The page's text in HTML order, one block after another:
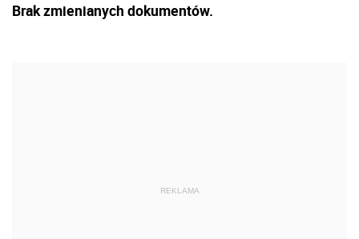
Brak zmienianych dokumentów.